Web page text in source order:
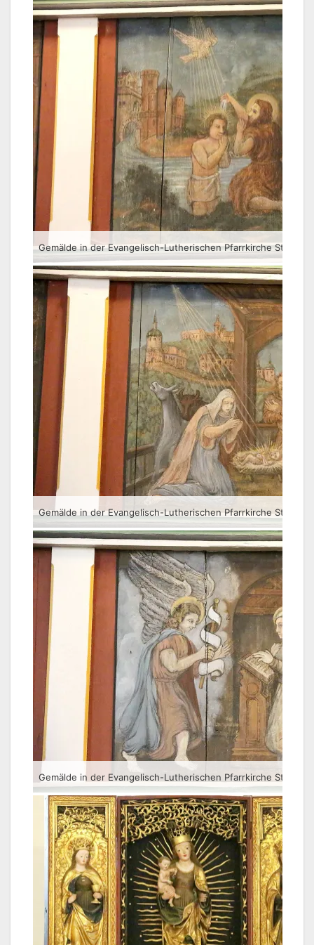
Gemälde in der Evangelisch-Lutherischen Pfarrkirche St. Veit
Gemälde in der Evangelisch-Lutherischen Pfarrkirche St. Veit
Gemälde in der Evangelisch-Lutherischen Pfarrkirche St. Veit